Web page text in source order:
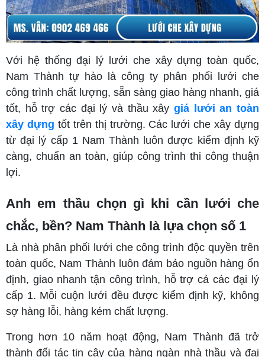
Với hệ thống đại lý lưới che xây dựng toàn quốc,
Nam Thành tự hào là công ty phân phối lưới che
công trình chất lượng, sẵn sàng giao hàng nhanh, giá
tốt, hỗ trợ các đại lý và thầu xây giá lưới an toàn
xây dựng tốt trên thị trường. Các lưới che xây dựng
từ đại lý cấp 1 Nam Thành luôn được kiểm định kỹ
càng, chuẩn an toàn, giúp công trình thi công thuận
lợi.
Anh em thầu chọn gì khi cần lưới che
chắc, bền? Nam Thành là lựa chọn số 1
Là nhà phân phối lưới che công trình độc quyền trên
toàn quốc, Nam Thành luôn đảm bảo nguồn hàng ổn
định, giao nhanh tận công trình, hỗ trợ cả các đại lý
cấp 1. Mỗi cuộn lưới đều được kiểm định kỹ, không
sợ hàng lỗi, hàng kém chất lượng.
Trong hơn 10 năm hoạt động, Nam Thành đã trở
thành đối tác tin cậy của hàng ngàn nhà thầu và đại